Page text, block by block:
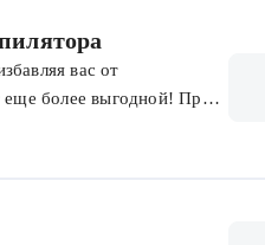
вас от
еще более выгодной! При
сочетание для